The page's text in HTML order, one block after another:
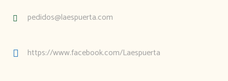
pedidos@laespuerta.com
https://www.facebook.com/Laespuerta